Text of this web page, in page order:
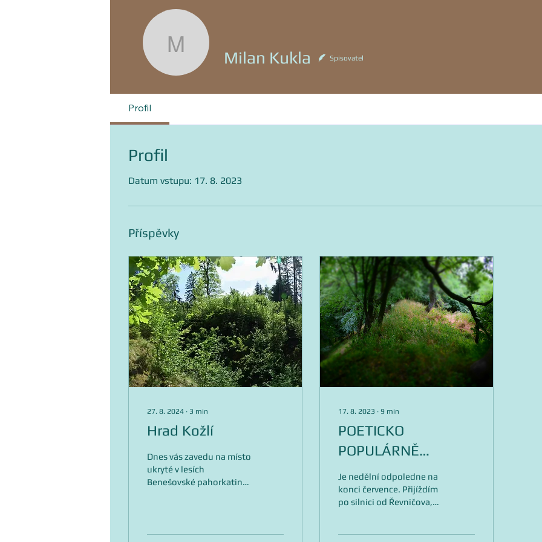
Milan Kukla
Milan Kukla Spisovatel
Profil
Profil
Datum vstupu: 17. 8. 2023
Příspěvky
27. 8. 2024 ∙ 3 min
Hrad Kožlí
Dnes vás zavedu na místo
ukryté v lesích
Benešovské pahorkatiny,
17. 8. 2023 ∙ 9 min
POETICKO
POPULÁRNĚ
NAUČNÉ POJEDNÁNÍ
O JEDNOM VELMI
ZAJÍMAVÉM MÍSTĚ
Je nedělní odpoledne na
konci července. Přijíždím
po silnici od Řevničova,